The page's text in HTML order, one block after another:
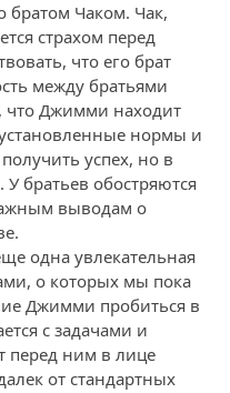
братом Чаком. Чак,
страхом перед
что его брат
между братьями
что Джимми находит
нормы и
успех, но в
братьев обостряются
выводам о
одна увлекательная
о которых мы пока
Джимми пробиться в
с задачами и
перед ним в лице
от стандартных